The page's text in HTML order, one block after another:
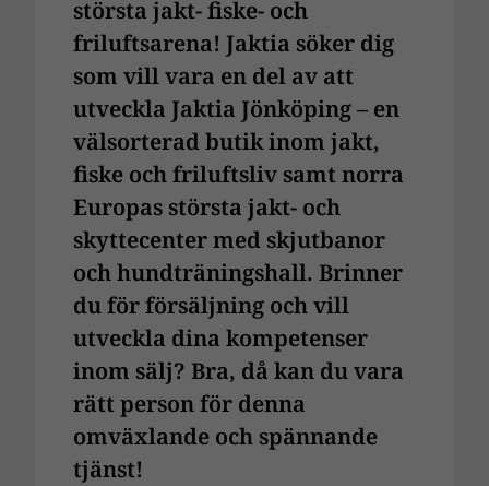
största jakt- fiske- och
friluftsarena! Jaktia söker dig
som vill vara en del av att
utveckla Jaktia Jönköping – en
välsorterad butik inom jakt,
fiske och friluftsliv samt norra
Europas största jakt- och
skyttecenter med skjutbanor
och hundträningshall. Brinner
du för försäljning och vill
utveckla dina kompetenser
inom sälj? Bra, då kan du vara
rätt person för denna
omväxlande och spännande
tjänst!